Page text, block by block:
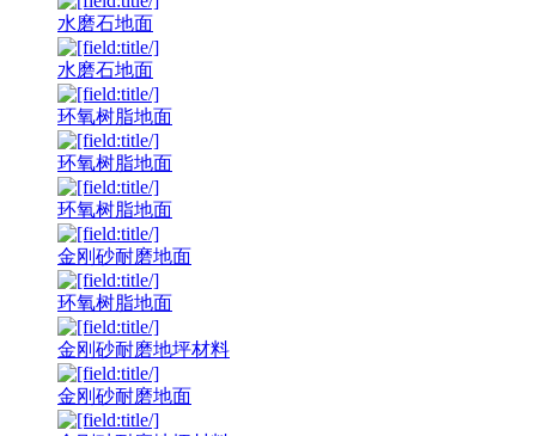
水磨石地面
水磨石地面
环氧树脂地面
环氧树脂地面
环氧树脂地面
金刚砂耐磨地面
环氧树脂地面
金刚砂耐磨地坪材料
金刚砂耐磨地面